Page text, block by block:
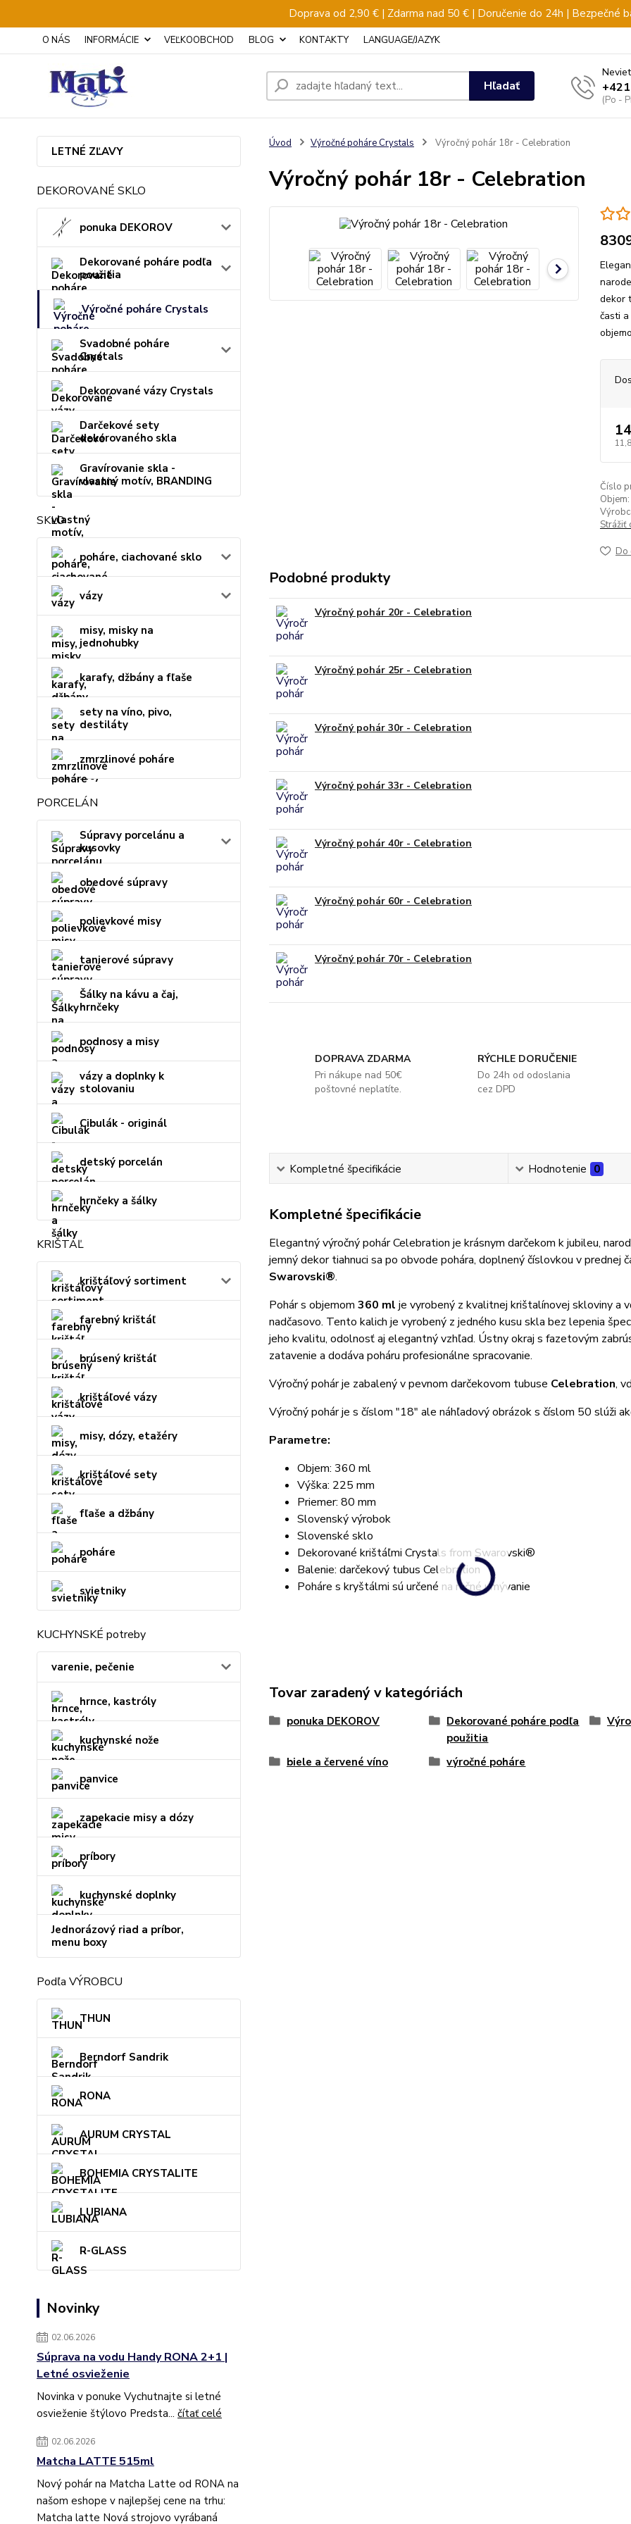
Doprava od 2,90 € | Zdarma nad 50 € | Doručenie do 24h | Bezpečné
O NÁS INFORMÁCIE VEĽKOOBCHOD BLOG KONTAKTY LANGUAGE/JAZYK
Hľadať
(Po -
LETNÉ ZĽAVY
DEKOROVANÉ SKLO
ponuka DEKOROV
Dekorované poháre podľa
použitia
Výročné poháre Crystals
Svadobné poháre
Crystals
Dekorované vázy Crystals
Darčekové sety
dekorovaného skla
Gravírovanie skla -
vlastný motív, BRANDING
SKLO
poháre, ciachované sklo
vázy
misy, misky na
jednohubky
karafy, džbány a fľaše
sety na víno, pivo,
destiláty
zmrzlinové poháre
PORCELÁN
Súpravy porcelánu a
kusovky
obedové súpravy
polievkové misy
tanierové súpravy
Šálky na kávu a čaj,
hrnčeky
podnosy a misy
vázy a doplnky k
stolovaniu
Cibulák - originál
detský porcelán
hrnčeky a šálky
KRIŠTÁĽ
krištáľový sortiment
farebný krištáľ
brúsený krištáľ
krištáľové vázy
misy, dózy, etažéry
krištáľové sety
fľaše a džbány
poháre
svietniky
KUCHYNSKÉ potreby
varenie, pečenie
hrnce, kastróly
kuchynské nože
panvice
zapekacie misy a dózy
príbory
kuchynské doplnky
Jednorázový riad a príbor,
menu boxy
Podľa VÝROBCU
THUN
Berndorf Sandrik
RONA
AURUM CRYSTAL
BOHEMIA CRYSTALITE
LUBIANA
R-GLASS
Novinky
02.06.2026
Súprava na vodu Handy RONA 2+1 |
Letné osvieženie
Novinka v ponuke Vychutnajte si letné
osvieženie štýlovo Predsta... čítať celé
02.06.2026
Matcha LATTE 515ml
Nový pohár na Matcha Latte od RONA na
našom eshope v najlepšej cene na trhu:
Matcha latte Nová strojovo vyrábaná
Úvod Výročné poháre Crystals Výročný pohár 18r - Celebration
Výročný pohár 18r - Celebration
dekor
časti
Číslo
Objem:
Strážiť
Do
Podobné produkty
Výročný pohár 20r - Celebration
Výročný pohár 25r - Celebration
Výročný pohár 30r - Celebration
Výročný pohár 33r - Celebration
Výročný pohár 40r - Celebration
Výročný pohár 60r - Celebration
Výročný pohár 70r - Celebration
DOPRAVA ZDARMA
Pri nákupe nad 50€
poštovné neplatíte.
RÝCHLE DORUČENIE
Do 24h od odoslania
cez DPD
Kompletné špecifikácie Hodnotenie 0
Kompletné špecifikácie
Elegantný výročný pohár Celebration je krásnym darčekom k jubileu,
jemný dekor tiahnuci sa po obvode pohára, doplnený číslovkou v
Swarovski®.
Pohár s objemom 360 ml je vyrobený z kvalitnej krištalínovej skloviny a
nadčasovo. Tento kalich je vyrobený z jedného kusu skla bez lepenia
jeho kvalitu, odolnosť aj elegantný vzhľad. Ústny okraj s fazetovým
zatavenie a dodáva poháru profesionálne spracovanie.
Výročný pohár je zabalený v pevnom darčekovom tubuse Celebration,
Výročný pohár je s číslom "18" ale náhľadový obrázok s číslom 50 slúži
Parametre:
Objem: 360 ml
Výška: 225 mm
Priemer: 80 mm
Slovenský výrobok
Slovenské sklo
Dekorované krištáľmi Crystals from Swarovski®
Balenie: darčekový tubus Celebration
Poháre s kryštálmi sú určené na ručné umývanie
Tovar zaradený v kategóriách
ponuka DEKOROV
Dekorované poháre podľa
použitia
biele a červené víno výročné poháre